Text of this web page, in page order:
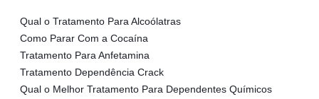
Qual o Tratamento Para Alcoólatras
Como Parar Com a Cocaína
Tratamento Para Anfetamina
Tratamento Dependência Crack
Qual o Melhor Tratamento Para Dependentes Químicos